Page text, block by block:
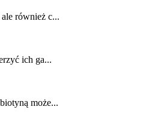
również c...
ich ga...
może...